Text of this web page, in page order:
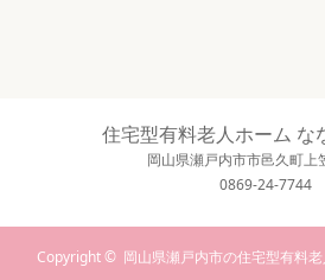
住宅型有料老人ホーム な
岡山県瀬戸内市市邑久町上
0869-24-7744
Copyright © 岡山県瀬戸内市の住宅型有料